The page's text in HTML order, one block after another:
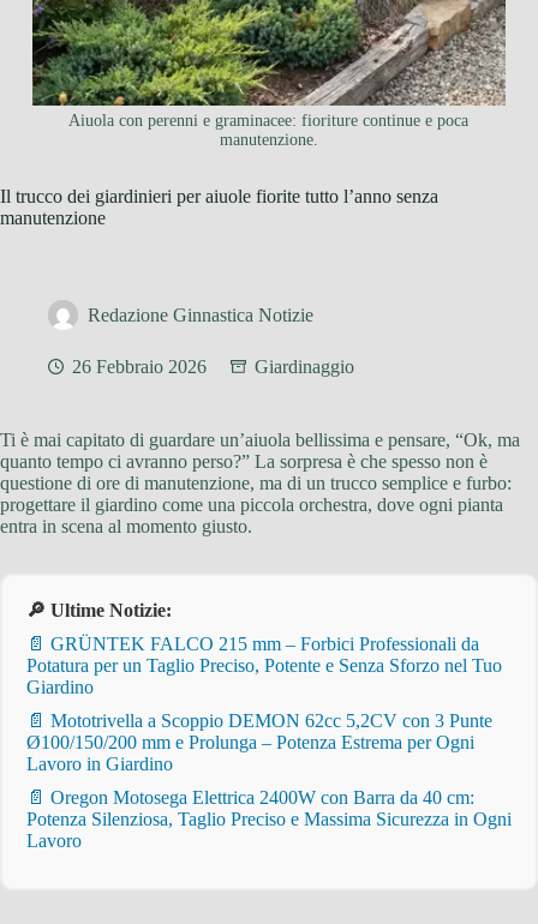
Aiuola con perenni e graminacee: fioriture continue e poca
manutenzione.
Il trucco dei giardinieri per aiuole fiorite tutto l’anno senza
manutenzione
Redazione Ginnastica Notizie
26 Febbraio 2026 Giardinaggio
Ti è mai capitato di guardare un’aiuola bellissima e pensare, “Ok, ma
quanto tempo ci avranno perso?” La sorpresa è che spesso non è
questione di ore di manutenzione, ma di un trucco semplice e furbo:
progettare il giardino come una piccola orchestra, dove ogni pianta
entra in scena al momento giusto.
🔎 Ultime Notizie:
📄 GRÜNTEK FALCO 215 mm – Forbici Professionali da
Potatura per un Taglio Preciso, Potente e Senza Sforzo nel Tuo
Giardino
📄 Mototrivella a Scoppio DEMON 62cc 5,2CV con 3 Punte
Ø100/150/200 mm e Prolunga – Potenza Estrema per Ogni
Lavoro in Giardino
📄 Oregon Motosega Elettrica 2400W con Barra da 40 cm:
Potenza Silenziosa, Taglio Preciso e Massima Sicurezza in Ogni
Lavoro